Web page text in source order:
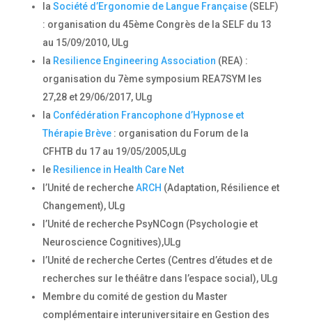
la Société d’Ergonomie de Langue Française(SELF)
: organisation du 45ème Congrès de la SELF du 13
au 15/09/2010, ULg
la Resilience Engineering Association (REA) :
organisation du 7ème symposium REA7SYM les
27,28 et 29/06/2017, ULg
la Confédération Francophone d’Hypnose et
Thérapie Brève: organisation du Forum de la
CFHTB du 17 au 19/05/2005,ULg
le Resilience in Health Care Net
l’Unité de rechercheARCH (Adaptation, Résilience et
Changement), ULg
l’Unité de recherche PsyNCogn (Psychologie et
Neuroscience Cognitives),ULg
l’Unité de recherche Certes (Centres d’études et de
recherches sur le théâtre dans l’espace social), ULg
Membre du comité de gestion du Master
complémentaire interuniversitaire en Gestion des